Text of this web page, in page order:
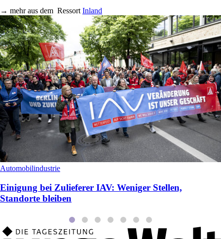
→ mehr aus dem Ressort Inland
Automobilindustrie
Einigung bei Zulieferer IAV: Weniger Stellen,
Standorte bleiben